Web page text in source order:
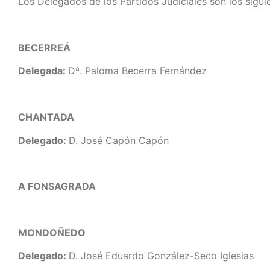
BECERREÁ
Delegada: Dª. Paloma Becerra Fernández
CHANTADA
Delegado: D. José Capón Capón
A FONSAGRADA
MONDOÑEDO
Delegado: D. José Eduardo González-Seco Iglesias